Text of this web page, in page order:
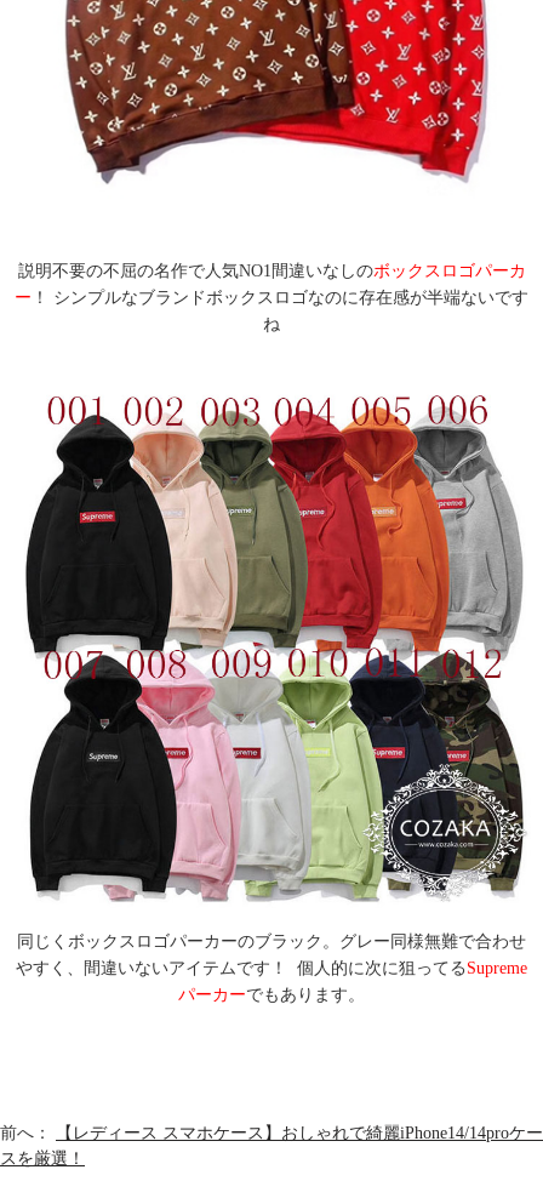
説明不要の不屈の名作で人気NO1間違いなしのボックスロゴパーカ
ー ！ シンプルなブランドボックスロゴなのに存在感が半端ないです
ね
同じくボックスロゴパーカーのブラック。グレー同様無難で合わせ
やすく、間違いないアイテムです！ 個人的に次に狙ってる Supreme
パーカーでもあります。
前へ：
【レディース スマホケース】おしゃれで綺麗iPhone14/14proケー
スを厳選！